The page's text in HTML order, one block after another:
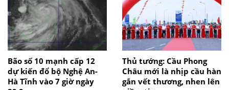
Bão số 10 mạnh cấp 12
dự kiến đổ bộ Nghệ An-
Hà Tĩnh vào 7 giờ ngày
Thủ tướng: Cầu Phong
Châu mới là nhịp cầu hàn
gắn vết thương, nhen lên